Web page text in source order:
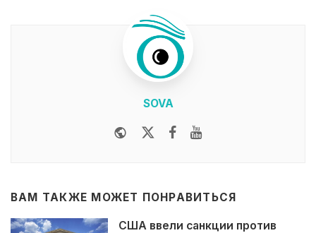
SOVA
WebsiteTwitterFacebook
ВАМ ТАКЖЕ МОЖЕТ ПОНРАВИТЬСЯ
США ввели санкции против